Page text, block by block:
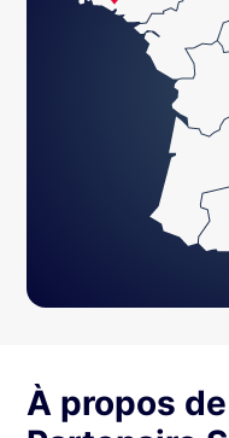
À propos de